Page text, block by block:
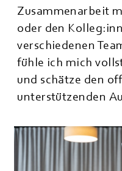
Zusammenarbeit
oder den
verschiedenen
fühle ich mich
und schätze den
unterstützenden